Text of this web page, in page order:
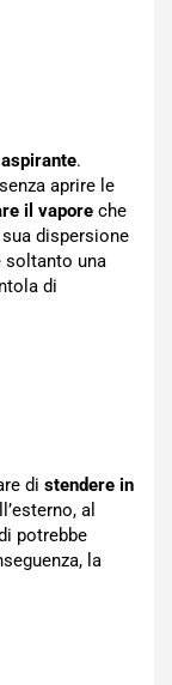
.
aprire le
il vapore che
dispersione
soltanto una
di
di stendere in
al
potrebbe
la